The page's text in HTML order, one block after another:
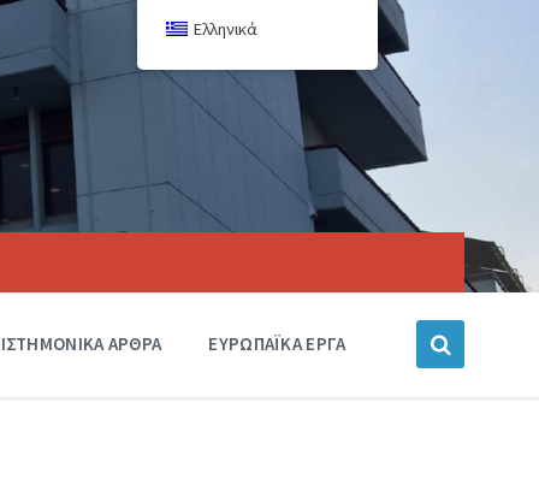
ΑΡΘΡΑ ΕΥΡΩΠΑΪΚΑ ΕΡΓΑ
Ελληνικά